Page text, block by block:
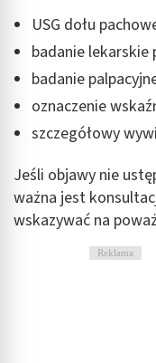
USG dołu
badanie lekarskie
badanie
oznaczenie
szczegółowy
Jeśli objawy nie
ważna jest
wskazywać na
Reklama